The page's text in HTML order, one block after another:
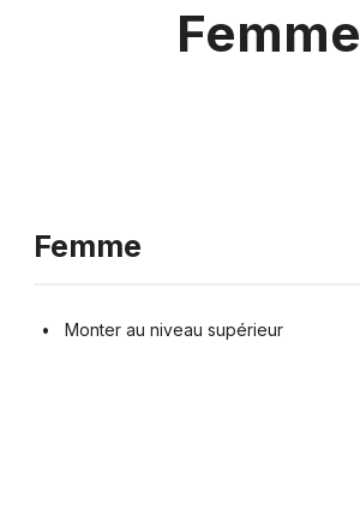
Femme
Femme
Monter au niveau supérieur